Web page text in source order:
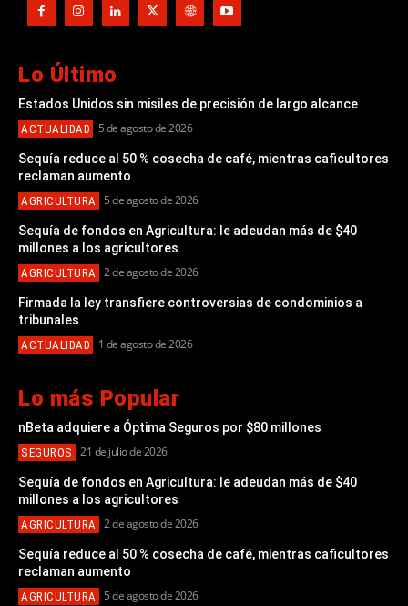
Lo Último
Estados Unidos sin misiles de precisión de largo alcance
ACTUALIDAD 5 de agosto de 2026
Sequía reduce al 50 % cosecha de café, mientras caficultores
reclaman aumento
AGRICULTURA 5 de agosto de 2026
Sequía de fondos en Agricultura: le adeudan más de $40
millones a los agricultores
AGRICULTURA 2 de agosto de 2026
Firmada la ley transfiere controversias de condominios a
tribunales
ACTUALIDAD 1 de agosto de 2026
Lo más Popular
nBeta adquiere a Óptima Seguros por $80 millones
SEGUROS 21 de julio de 2026
Sequía de fondos en Agricultura: le adeudan más de $40
millones a los agricultores
AGRICULTURA 2 de agosto de 2026
Sequía reduce al 50 % cosecha de café, mientras caficultores
reclaman aumento
AGRICULTURA 5 de agosto de 2026